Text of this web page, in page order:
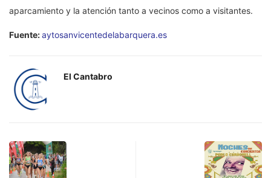
aparcamiento y la atención tanto a vecinos como a visitantes.
Fuente:aytosanvicentedelabarquera.es
El Cantabro